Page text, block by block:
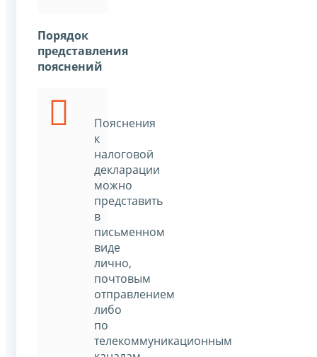
Порядок
представления
пояснений
Пояснения
к
налоговой
декларации
можно
представить
в
письменном
виде
лично,
почтовым
отправлением
либо
по
телекоммуникационным